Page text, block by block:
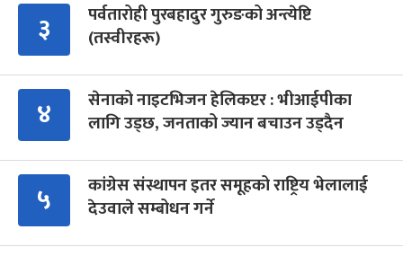
३
पर्वतारोही पुरबहादुर गुरुङको अन्त्येष्टि
(तस्वीरहरू)
४
सेनाको नाइटभिजन हेलिकप्टर : भीआईपीका
लागि उड्छ, जनताको ज्यान बचाउन उड्दैन
५
कांग्रेस संस्थापन इतर समूहको राष्ट्रिय भेलालाई
देउवाले सम्बोधन गर्ने